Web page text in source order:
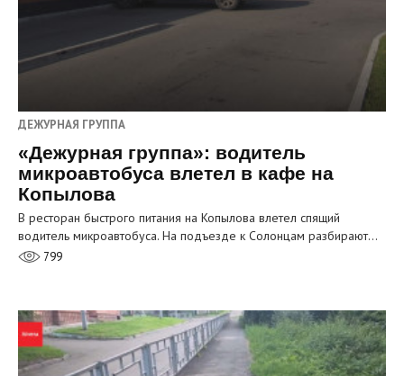
ДЕЖУРНАЯ ГРУППА
«Дежурная группа»: водитель
микроавтобуса влетел в кафе на
Копылова
В ресторан быстрого питания на Копылова влетел спящий
водитель микроавтобуса. На подъезде к Солонцам разбирают…
799